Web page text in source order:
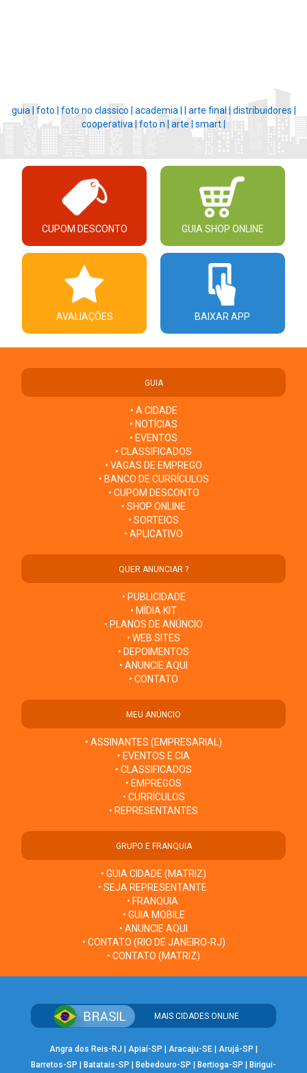
guia | foto | foto no classico | academia | arte final |distribuidores |
cooperativa |foto n | arte | smart |
CUPOM DESCONTO GUIA SHOP ONLINE
AVALIAÇÕES BAIXAR APP
GUIA
• A CIDADE
• NOTÍCIAS
• EVENTOS
• CLASSIFICADOS
• VAGAS DE EMPREGO
• BANCO DE CURRÍCULOS
• CUPOM DESCONTO
• SHOP ONLINE
• SORTEIOS
• APLICATIVO
QUER ANUNCIAR ?
• PUBLICIDADE
• MÍDIA KIT
• PLANOS DE ANÚNCIO
• WEB SITES
• DEPOIMENTOS
• ANUNCIE AQUI
• CONTATO
MEU ANÚNCIO
• ASSINANTES (EMPRESARIAL)
• EVENTOS E CIA
• CLASSIFICADOS
• EMPREGOS
• CURRÍCULOS
• REPRESENTANTES
GRUPO E FRANQUIA
• GUIA CIDADE (MATRIZ)
• SEJA REPRESENTANTE
• FRANQUIA
• GUIA MOBILE
• ANUNCIE AQUI
• CONTATO (RIO DE JANEIRO-RJ)
• CONTATO (MATRIZ)
MAIS CIDADES ONLINE
Angra dos Reis-RJ | Apiaí-SP | Aracaju-SE| Arujá-SP |
Barretos-SP | Batatais-SP | Bebedouro-SP | Bertioga-SP | Birigui-